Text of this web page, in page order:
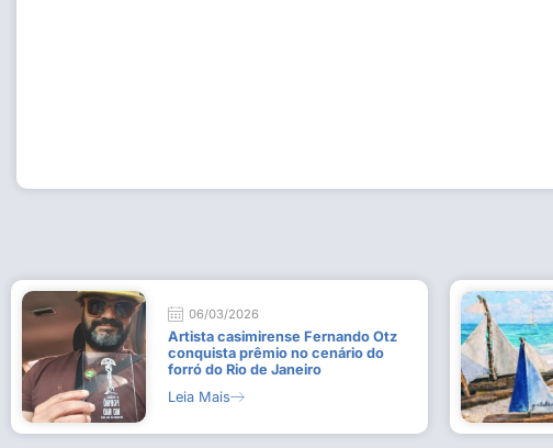
06/03/2026
Artista casimirense Fernando Otz
conquista prêmio no cenário do
forró do Rio de Janeiro
Leia Mais